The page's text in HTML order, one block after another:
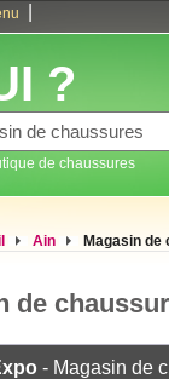
?
de chaussures
Ain Magasin de
de
- Magasin de